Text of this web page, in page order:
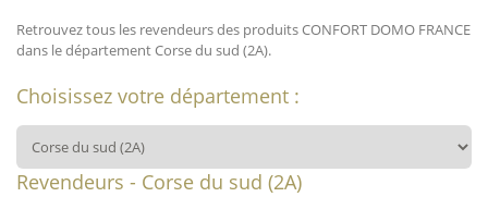
Retrouvez tous les revendeurs des produits CONFORT DOMO FRANCE
dans le département Corse du sud (2A).
Choisissez votre département :
Revendeurs - Corse du sud (2A)